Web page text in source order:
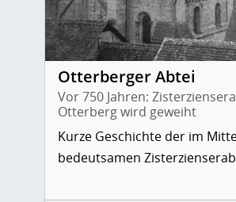
Otterberger Abtei
Vor 750 Jahren:
Otterberg wird geweiht
Kurze Geschichte der im
bedeutsamen